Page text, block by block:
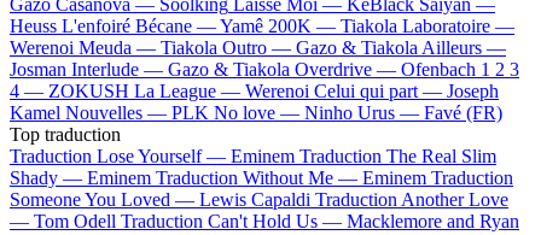
Heuss L'enfoiré Bécane —Yamê 200K — Tiakola Laboratoire —
Werenoi Meuda — Tiakola Outro — Gazo & Tiakola Ailleurs —
Josman Interlude — Gazo & Tiakola Overdrive — Ofenbach 1 2 3
4 — ZOKUSH La League — Werenoi Celui qui part — Joseph
Kamel Nouvelles — PLK No love — Ninho Urus — Favé (FR)
Top traduction
Traduction Lose Yourself — Eminem Traduction The Real Slim
Shady — Eminem Traduction Without Me — Eminem Traduction
Someone You Loved — Lewis Capaldi Traduction Another Love
— Tom Odell Traduction Can't Hold Us — Macklemore and Ryan